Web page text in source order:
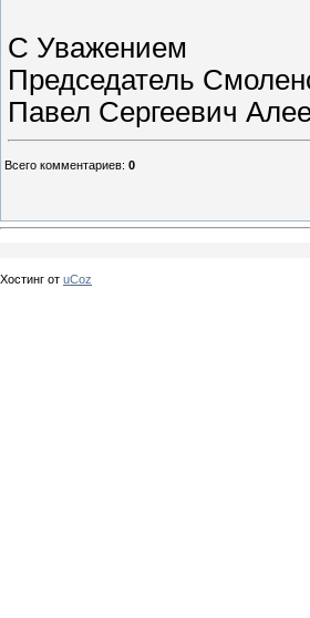
С Уважением
Председатель
Павел Сергеевич
Всего комментариев: 0
Хостинг от uCoz